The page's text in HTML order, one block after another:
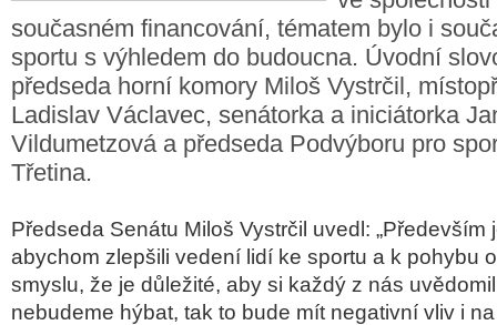
současném financování, tématem bylo i
sportu s výhledem do budoucna. Úvodní
předseda horní komory Miloš Vystrčil,
Ladislav Václavec, senátorka a iniciátorka
Vildumetzová a předseda Podvýboru pro
Třetina.
Předseda Senátu Miloš Vystrčil uvedl: „Především
abychom zlepšili vedení lidí ke sportu a k pohybu
smyslu, že je důležité, aby si každý z nás
nebudeme hýbat, tak to bude mít negativní vliv i